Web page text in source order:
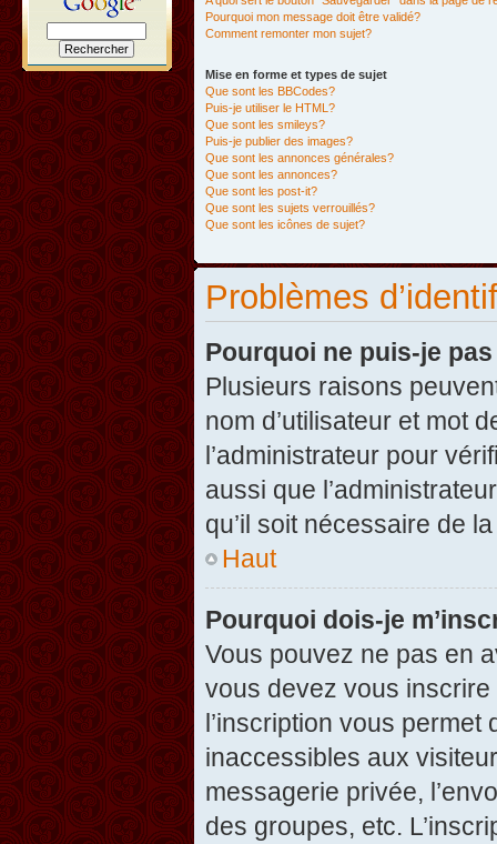
Pourquoi mon message doit être validé?
Comment remonter mon sujet?
Mise en forme et types de sujet
Que sont les BBCodes?
Puis-je utiliser le HTML?
Que sont les smileys?
Puis-je publier des images?
Que sont les annonces générales?
Que sont les annonces?
Que sont les post-it?
Que sont les sujets verrouillés?
Que sont les icônes de sujet?
Problèmes
Pourquoi ne puis-je
Plusieurs raisons
nom d’utilisateur et mot
l’administrateur pour
aussi que
qu’il soit nécessaire de
Haut
Pourquoi dois-je
Vous pouvez ne pas en
vous devez vous
l’inscription vous
inaccessibles aux
messagerie privée,
des groupes, etc.